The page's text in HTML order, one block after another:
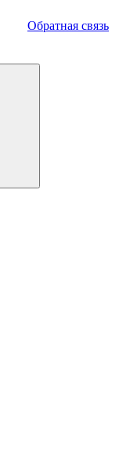
Обратная связь